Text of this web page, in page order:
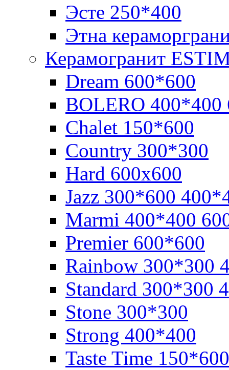
Эсте 250*400
Этна
Керамогранит
Dream 600*600
BOLERO 400*400
Chalet 150*600
Cоuntry 300*300
Hard 600x600
Jazz 300*600
Marmi 400*400
Premier 600*600
Rainbow 300*300
Standard 300*300
Stone 300*300
Strong 400*400
Taste Time